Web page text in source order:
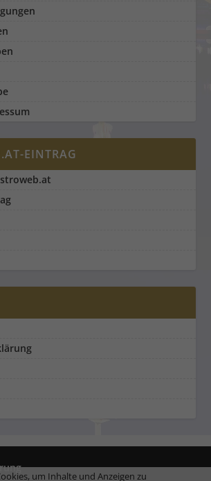
EINTRAG
um Inhalte und Anzeigen zu